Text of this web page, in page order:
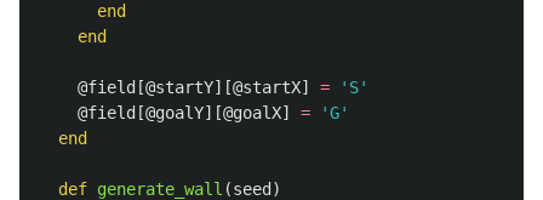
end
end
@field [@startY][@startX] =
'S'
@field [@goalY][@goalX] =
'G'
end
def generate_wall (seed )